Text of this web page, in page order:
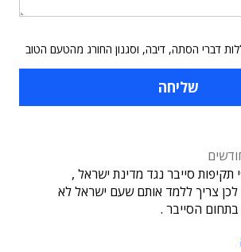
דברי הסתה, דיבה, וסגנון החורג מהטעם הטוב
תקיפות סייבר נגד מדינת ישראל ,
לכן צריך ללמד אותם שעם ישראל לא
הסייבר .